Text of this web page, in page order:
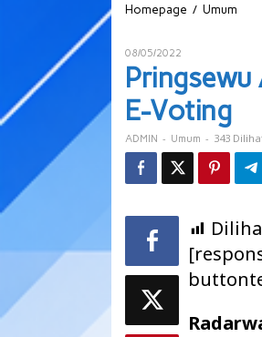
Homepage / Umum
08/05/2022
Pringsewu
E-Voting
ADMIN - Umum - 343